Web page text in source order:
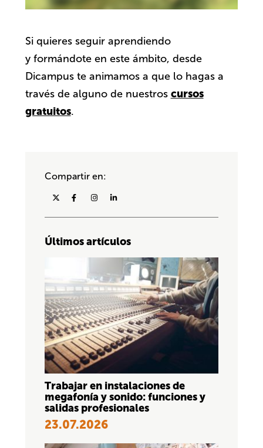
Si quieres seguir aprendiendo
y formándote en este ámbito, desde
Dicampus te animamos a que lo hagas a
través de alguno de nuestros cursos
gratuitos.
Compartir en:
Últimos artículos
Trabajar en instalaciones de
megafonía y sonido: funciones y
salidas profesionales
23.07.2026